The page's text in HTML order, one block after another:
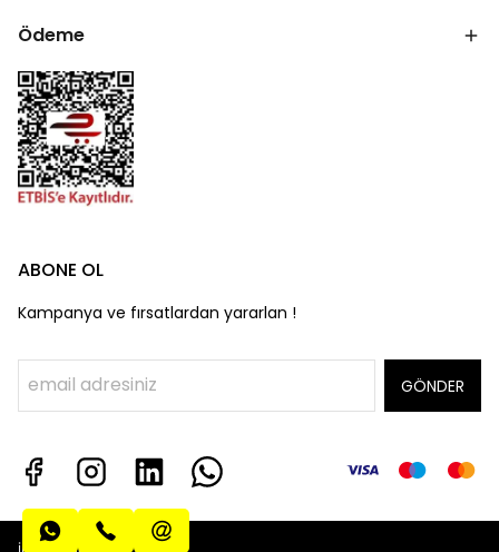
Ödeme
ABONE OL
Kampanya ve fırsatlardan yararlan !
GÖNDER
info@algatecguv.com